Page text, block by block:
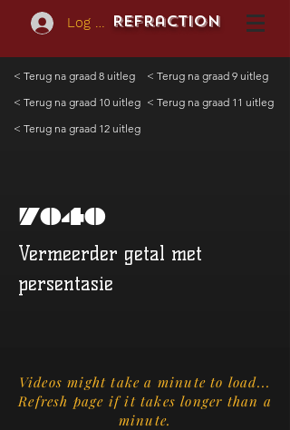
Log In REFraction
< Terug na graad 8 uitleg
< Terug na graad 9 uitleg
< Terug na graad 11 uitleg
< Terug na graad 10 uitleg
< Terug na graad 12 uitleg
7040
Vermeerder getal met
persentasie
Videos might take a minute to load...
Refresh page if it takes longer than a
minute.